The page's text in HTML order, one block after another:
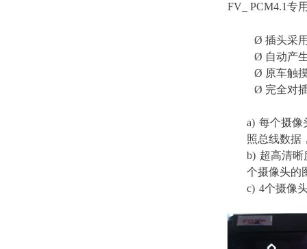
FV_ PCM4.1专
Ø 插头采
Ø 自动产
Ø 原车触
Ø 完全对
a) 每个摄像
照总线数据
b) 超高清晰
个摄像头的
c) 4个摄像